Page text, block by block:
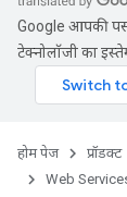
Google आपकी
टेक्नोलॉजी का
होम पेज प्रॉडक्ट
Web